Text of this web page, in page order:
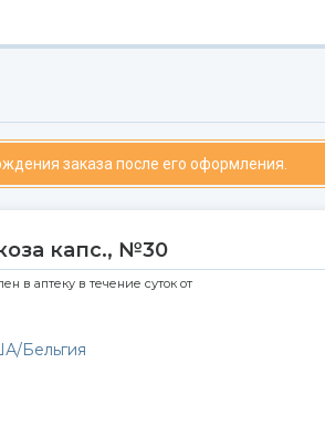
заказа после его оформления.
капс., №30
в аптеку в течение суток от
Бельгия